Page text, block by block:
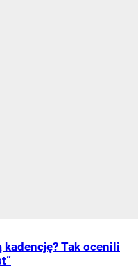
kadencję? Tak ocenili